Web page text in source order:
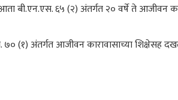
बी.एन.एस. ६५ (२) अंतर्गत २० वर्षे ते आजीवन
(१) अंतर्गत आजीवन कारावासाच्या शिक्षेसह